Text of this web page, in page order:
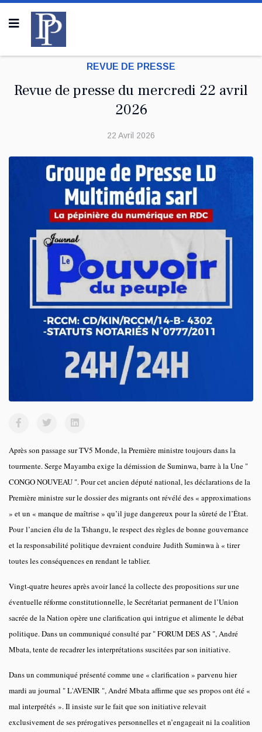
REVUE DE PRESSE
Revue de presse du mercredi 22 avril
2026
22 Avril 2026
Après son passage sur TV5 Monde, la Première ministre toujours dans la
tourmente. Serge Mayamba exige la démission de Suminwa, barre à la Une "
CONGO NOUVEAU ". Pour cet ancien député national, les déclarations de la
Première ministre sur le dossier des migrants ont révélé des « approximations
» et un « manque de maîtrise » qu’il juge dangereux pour la sûreté de l’État.
Pour l’ancien élu de la Tshangu, le respect des règles de bonne gouvernance
et la responsabilité politique devraient conduire Judith Suminwa à « tirer
toutes les conséquences en rendant le tablier.
Vingt-quatre heures après avoir lancé la collecte des propositions sur une
éventuelle réforme constitutionnelle, le Secrétariat permanent de l’Union
sacrée de la Nation opère une clarification qui intrigue et alimente le débat
politique. Dans un communiqué consulté par " FORUM DES AS ", André
Mbata, tente de recadrer les interprétations suscitées par son initiative.
Dans un communiqué présenté comme une « clarification » parvenu hier
mardi au journal " L'AVENIR ", André Mbata affirme que ses propos ont été «
mal interprétés ». Il insiste sur le fait que son initiative relevait
exclusivement de ses prérogatives personnelles et n’engageait ni la coalition